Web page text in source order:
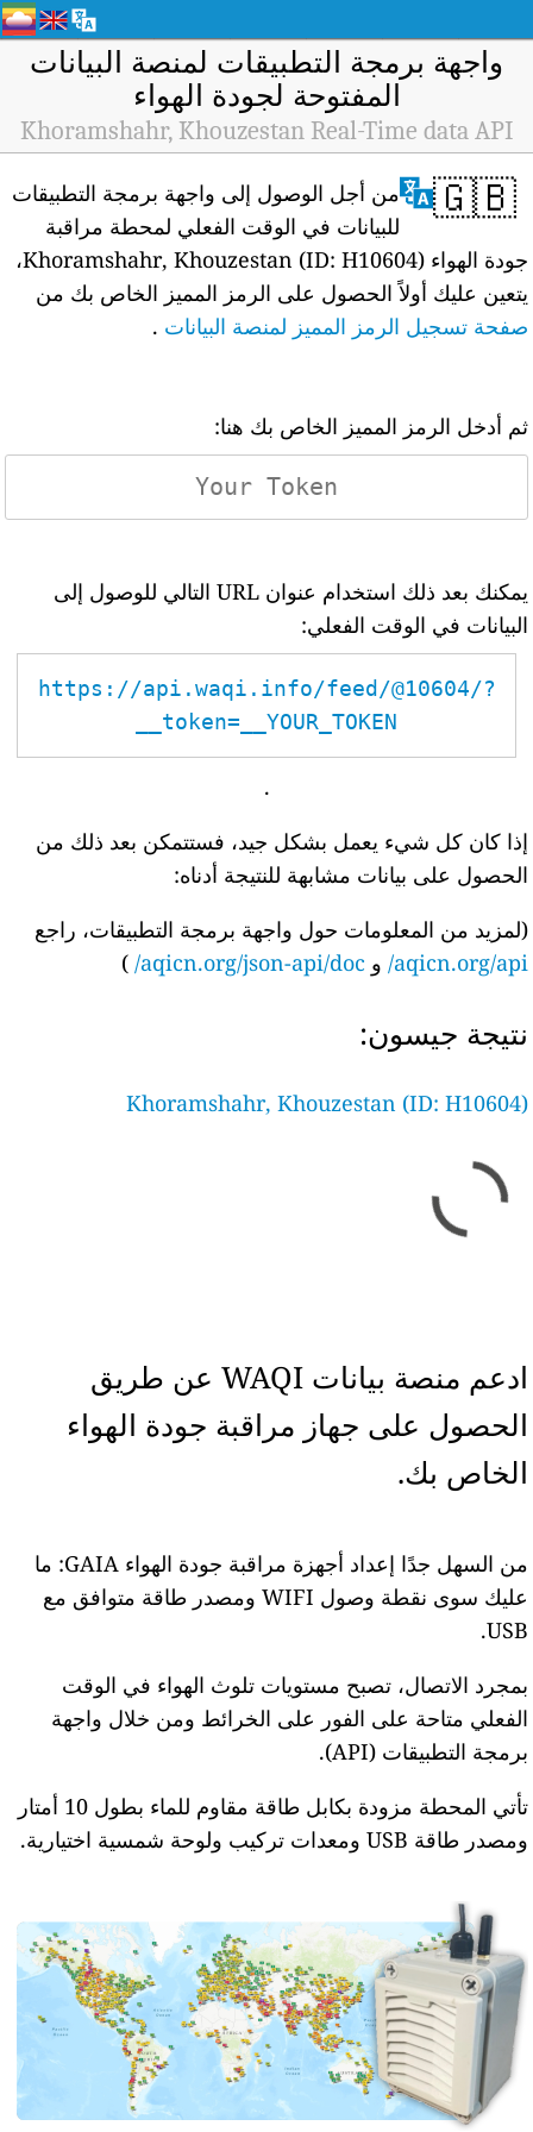
واجهة برمجة التطبيقات لمنصة البيانات
المفتوحة لجودة الهواء
Khoramshahr, Khouzestan Real-Time data API
🇬🇧
من أجل الوصول إلى واجهة برمجة التطبيقات
للبيانات في الوقت الفعلي لمحطة مراقبة
جودة الهواء Khoramshahr, Khouzestan (ID: H10604)،
يتعين عليك أولاً الحصول على الرمز المميز الخاص بك من
صفحة تسجيل الرمز المميز لمنصة البيانات .
ثم أدخل الرمز المميز الخاص بك هنا:
يمكنك بعد ذلك استخدام عنوان URL التالي للوصول إلى
البيانات في الوقت الفعلي:
https://api.waqi.info/feed/@10604/?
token=__YOUR_TOKEN__
.
إذا كان كل شيء يعمل بشكل جيد، فستتمكن بعد ذلك من
الحصول على بيانات مشابهة للنتيجة أدناه:
(لمزيد من المعلومات حول واجهة برمجة التطبيقات، راجع
aqicn.org/api/ و aqicn.org/json-api/doc/
)
نتيجة جيسون:
Khoramshahr, Khouzestan (ID: H10604)
ادعم منصة بيانات WAQI عن طريق
الحصول على جهاز مراقبة جودة الهواء
الخاص بك.
من السهل جدًا إعداد أجهزة مراقبة جودة الهواء GAIA: ما
عليك سوى نقطة وصول WIFI ومصدر طاقة متوافق مع
USB.
بمجرد الاتصال، تصبح مستويات تلوث الهواء في الوقت
الفعلي متاحة على الفور على الخرائط ومن خلال واجهة
برمجة التطبيقات (API).
تأتي المحطة مزودة بكابل طاقة مقاوم للماء بطول 10 أمتار
ومصدر طاقة USB ومعدات تركيب ولوحة شمسية اختيارية.